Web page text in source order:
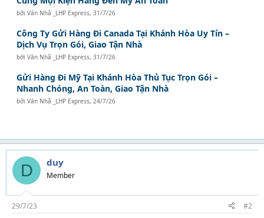
bởiVăn Nhã _LHP Express,31/7/26
Công Ty Gửi Hàng Đi Canada Tại Khánh Hòa Uy Tín –
Dịch Vụ Trọn Gói, Giao Tận Nhà
bởiVăn Nhã _LHP Express,31/7/26
Gửi Hàng Đi Mỹ Tại Khánh Hòa Thủ Tục Trọn Gói –
Nhanh Chóng, An Toàn, Giao Tận Nhà
bởiVăn Nhã _LHP Express,24/7/26
D duy
Member
29/7/23 #2